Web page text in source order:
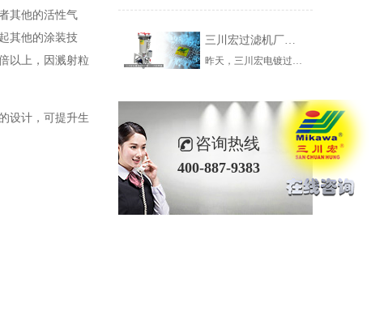
其他的活性气
其他的涂装技
以上，因溅射粒
设计，可提升生
三川宏过滤机厂家解析硫酸铜电镀常见的问题
咨询热线
400-887-9383